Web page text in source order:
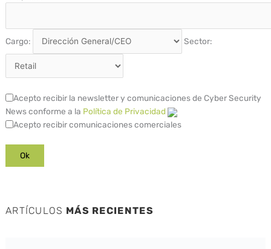
Cargo: Sector:
Acepto recibir la newsletter y comunicaciones de Cyber Security
News conforme a la Política de Privacidad
Acepto recibir comunicaciones comerciales
ARTÍCULOS MÁS RECIENTES